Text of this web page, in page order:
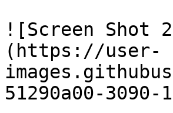
![Screen Shot
(https://user-
51290a00-